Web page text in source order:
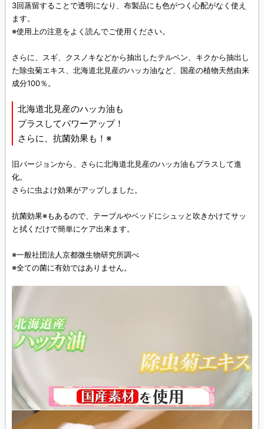
3回蒸留することで透明になり、布製品にも色がつく心配がなく使え
ます。
※使用上の注意をよく読んでご使用ください。
さらに、スギ、クスノキなどから抽出したテルペン、キクから抽出し
た除虫菊エキス、北海道北見産のハッカ油など、国産の植物天然由来
成分100％。
北海道北見産のハッカ油も
プラスしてパワーアップ！
さらに、抗菌効果も！※
旧バージョンから、さらに北海道北見産のハッカ油もプラスして進
化。
さらに虫よけ効果がアップしました。
抗菌効果※もあるので、テーブルやベッドにシュッと吹きかけてサッ
と拭くだけで簡単にケア出来ます。
※一般社団法人京都微生物研究所調べ
※全ての菌に有効ではありません。